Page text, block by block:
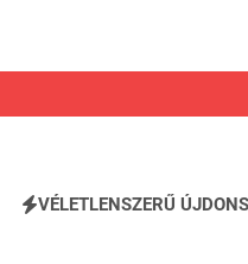
VÉLETLENSZERŰ